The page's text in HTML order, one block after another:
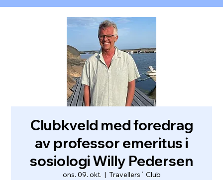
Clubkveld med foredrag
av professor emeritus i
sosiologi Willy Pedersen
ons. 09. okt.
  |
Travellers´ Club